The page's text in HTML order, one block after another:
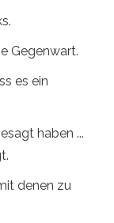
Gegenwart.
es ein
haben ...
denen zu